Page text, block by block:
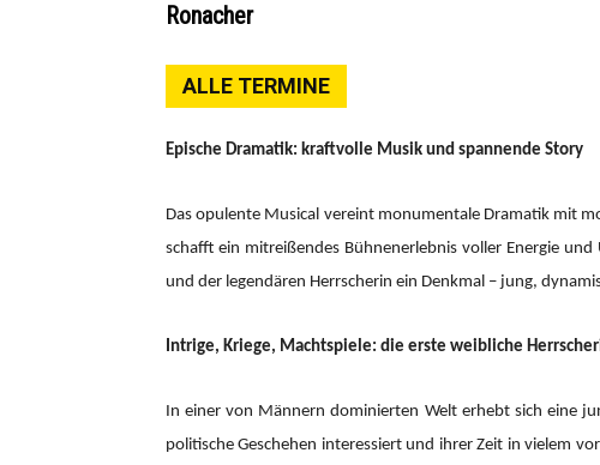
Ronacher
ALLE TERMINE
Epische Dramatik: kraftvolle Musik und spannende Story
Das opulente Musical vereint monumentale Dramatik mit
schafft ein mitreißendes Bühnenerlebnis voller Energie
und der legendären Herrscherin ein Denkmal – jung,
Intrige, Kriege, Machtspiele: die erste weibliche
In einer von Männern dominierten Welt erhebt sich eine
politische Geschehen interessiert und ihrer Zeit in vielem